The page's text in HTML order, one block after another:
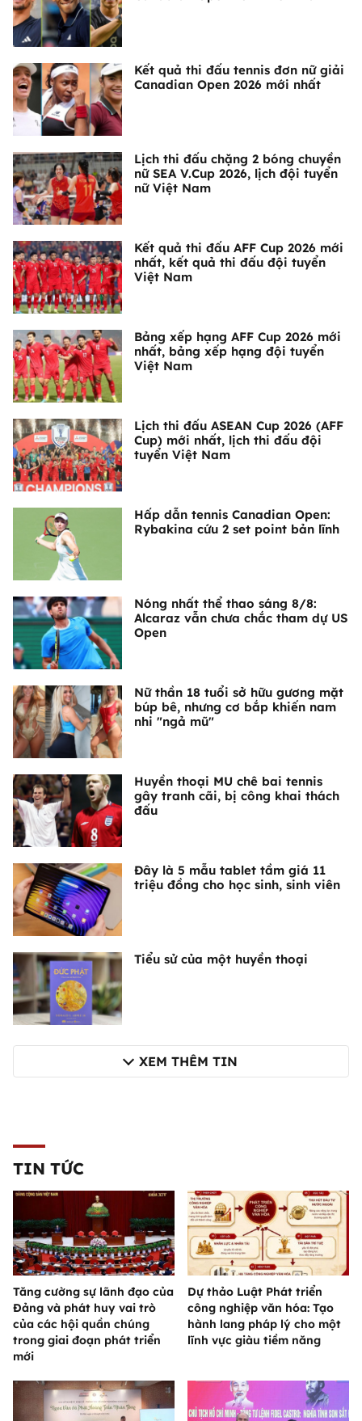
Kết quả thi đấu tennis đơn nữ giải
Canadian Open 2026 mới nhất
Lịch thi đấu chặng 2 bóng chuyền
nữ SEA V.Cup 2026, lịch đội tuyển
nữ Việt Nam
Kết quả thi đấu AFF Cup 2026 mới
nhất, kết quả thi đấu đội tuyển
Việt Nam
Bảng xếp hạng AFF Cup 2026 mới
nhất, bảng xếp hạng đội tuyển
Việt Nam
Lịch thi đấu ASEAN Cup 2026 (AFF
Cup) mới nhất, lịch thi đấu đội
tuyển Việt Nam
Hấp dẫn tennis Canadian Open:
Rybakina cứu 2 set point bản lĩnh
Nóng nhất thể thao sáng 8/8:
Alcaraz vẫn chưa chắc tham dự US
Open
Nữ thần 18 tuổi sở hữu gương mặt
búp bê, nhưng cơ bắp khiến nam
nhi "ngả mũ"
Huyền thoại MU chê bai tennis
gây tranh cãi, bị công khai thách
đấu
Đây là 5 mẫu tablet tầm giá 11
triệu đồng cho học sinh, sinh viên
Tiểu sử của một huyền thoại
XEM THÊM TIN
TIN TỨC
Tăng cường sự lãnh đạo của
Đảng và phát huy vai trò
của các hội quần chúng
trong giai đoạn phát triển
mới
Dự thảo Luật Phát triển
công nghiệp văn hóa: Tạo
hành lang pháp lý cho một
lĩnh vực giàu tiềm năng